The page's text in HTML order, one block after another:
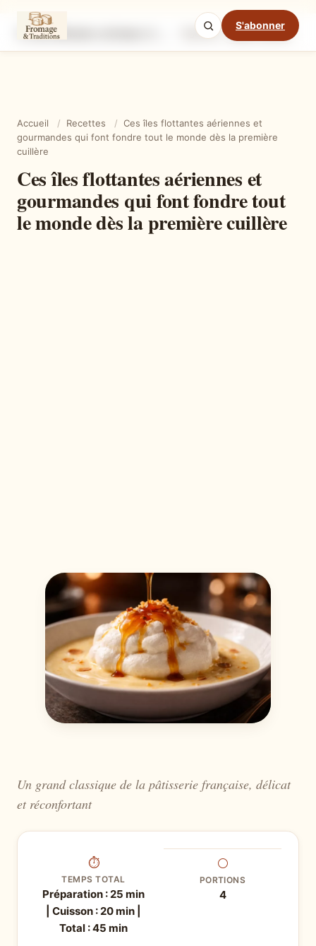
S'abonner
Ingrédients Étapes
Mode cuisine
Accueil / Recettes / Ces îles flottantes aériennes et
gourmandes qui font fondre tout le monde dès la première
cuillère
Ces îles flottantes aériennes et
gourmandes qui font fondre tout
le monde dès la première cuillère
Un grand classique de la pâtisserie française, délicat
et réconfortant
⏱
TEMPS TOTAL
Préparation : 25 min
| Cuisson : 20 min |
Total : 45 min
⚪
PORTIONS
4